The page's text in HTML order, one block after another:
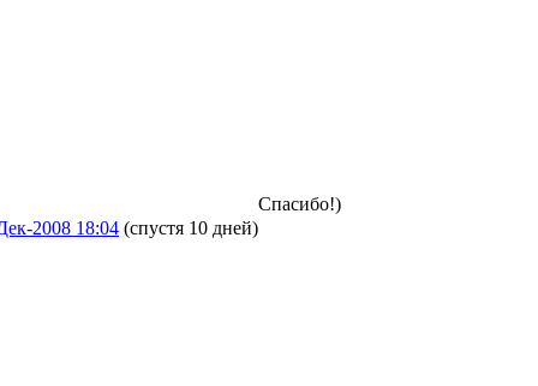
2008 18:04 (спустя 10 дней)
Спасибо!)